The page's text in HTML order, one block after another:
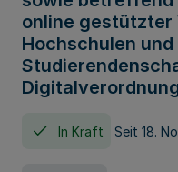
online gestützter
Hochschulen und
In Kraft Seit 18.